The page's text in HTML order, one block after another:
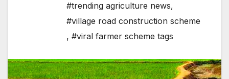
#trending agriculture news,
#village road construction scheme
, #viral farmer scheme tags